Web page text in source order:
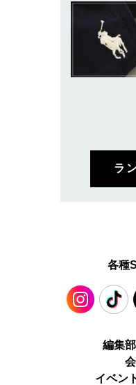
ラ
各種
TikTok
編集
イベン